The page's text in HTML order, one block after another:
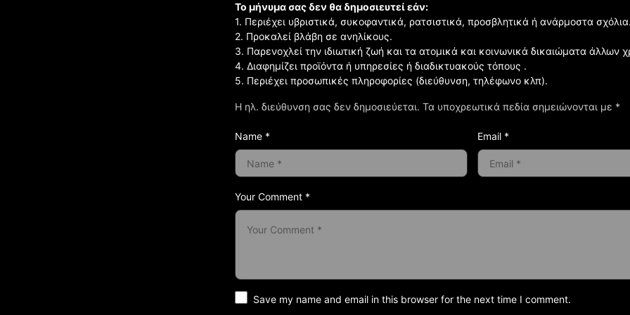
Η ηλ. διεύθυνση σας δεν δημοσιεύεται. Τα υποχρεωτικά πεδία σημειώνονται με *
Your Comment *
Το μήνυμα σας δεν θα δημοσιευτεί εάν:
1. Περιέχει υβριστικά, συκοφαντικά, ρατσιστικά, προσβλητικά ή ανάρμοστα σχόλια.
2. Προκαλεί βλάβη σε ανηλίκους.
3. Παρενοχλεί την ιδιωτική ζωή και τα ατομικά και κοινωνικά δικαιώματα άλλων
4. Διαφημίζει προϊόντα ή υπηρεσίες ή διαδικτυακούς τόπους .
5. Περιέχει προσωπικές πληροφορίες (διεύθυνση, τηλέφωνο κλπ).
Name * Email *
Save my name and email in this browser for the next time I comment.